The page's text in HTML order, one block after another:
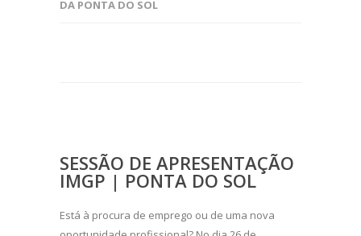
DA PONTA DO SOL
SESSÃO DE APRESENTAÇÃO
IMGP | PONTA DO SOL
Está à procura de emprego ou de uma nova